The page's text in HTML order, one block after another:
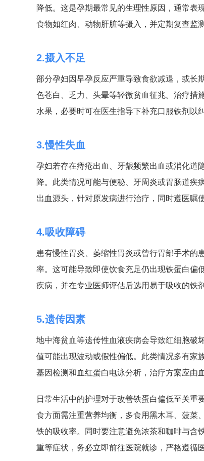
降低。这是孕期最常见的生理性原因，通常表
食物如红肉、动物肝脏等摄入，并定期复查监
2.摄入不足
部分孕妇因早孕反应严重导致食欲减退，或长
色苍白、乏力、头晕等轻微贫血征兆。治疗措
水果，必要时可在医生指导下补充口服铁剂以
3.慢性失血
孕妇若存在痔疮出血、牙龈频繁出血或消化道
降。此类情况可能与便秘、牙周炎或胃肠道疾
出血源头，针对原发病进行治疗，同时遵医嘱
4.吸收障碍
患有慢性胃炎、萎缩性胃炎或曾行胃部手术的
率。这可能导致即使饮食充足仍出现铁蛋白偏
疾病，并在专业医师评估后选用易于吸收的铁
5.遗传因素
地中海贫血等遗传性血液疾病会导致红细胞破
值可能出现波动或假性偏低。此类情况多有家
基因检测和血红蛋白电泳分析，治疗方案应由
日常生活中的护理对于改善铁蛋白偏低至关重
食方面需注重营养均衡，多食用黑木耳、菠菜
铁的吸收率。同时要注意避免浓茶和咖啡与含
重等症状，务必立即前往医院就诊，严格遵循